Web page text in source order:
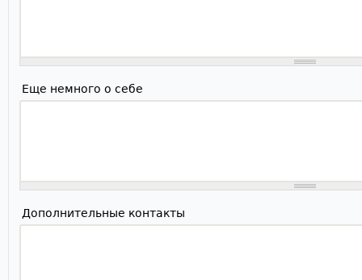
Еще немного о себе
Дополнительные контакты